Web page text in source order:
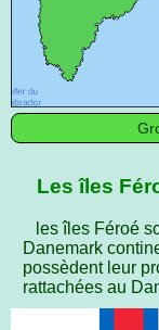
Les îles
les îles Féroé
Danemark
possèdent leur
rattachées au